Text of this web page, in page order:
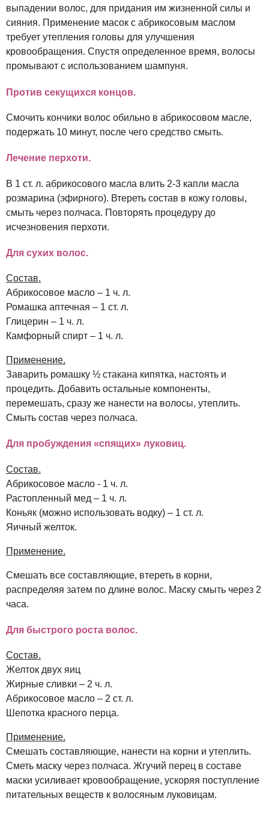
выпадении волос, для придания им жизненной силы и
сияния. Применение масок с абрикосовым маслом
требует утепления головы для улучшения
кровообращения. Спустя определенное время, волосы
промывают с использованием шампуня.
Против секущихся концов.
Смочить кончики волос обильно в абрикосовом масле,
подержать 10 минут, после чего средство смыть.
Лечение перхоти.
В 1 ст. л. абрикосового масла влить 2-3 капли масла
розмарина (эфирного). Втереть состав в кожу головы,
смыть через полчаса. Повторять процедуру до
исчезновения перхоти.
Для сухих волос.
Состав.
Абрикосовое масло – 1 ч. л.
Ромашка аптечная – 1 ст. л.
Глицерин – 1 ч. л.
Камфорный спирт – 1 ч. л.
Применение.
Заварить ромашку ½ стакана кипятка, настоять и
процедить. Добавить остальные компоненты,
перемешать, сразу же нанести на волосы, утеплить.
Смыть состав через полчаса.
Для пробуждения «спящих» луковиц.
Состав.
Абрикосовое масло - 1 ч. л.
Растопленный мед – 1 ч. л.
Коньяк (можно использовать водку) – 1 ст. л.
Яичный желток.
Применение.
Смешать все составляющие, втереть в корни,
распределяя затем по длине волос. Маску смыть через 2
часа.
Для быстрого роста волос.
Состав.
Желток двух яиц
Жирные сливки – 2 ч. л.
Абрикосовое масло – 2 ст. л.
Шепотка красного перца.
Применение.
Смешать составляющие, нанести на корни и утеплить.
Сметь маску через полчаса. Жгучий перец в составе
маски усиливает кровообращение, ускоряя поступление
питательных веществ к волосяным луковицам.